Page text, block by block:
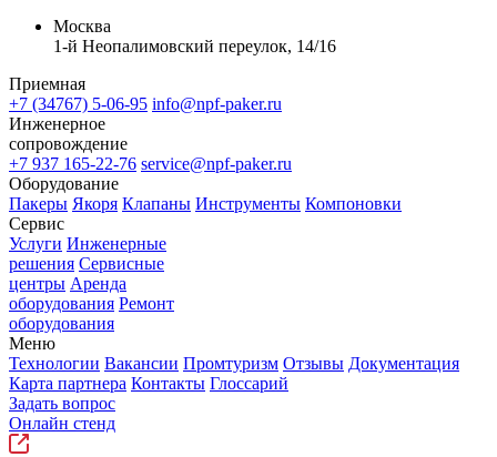
Москва
1-й Неопалимовский переулок, 14/16
Приемная
+7 (34767) 5-06-95 info@npf-paker.ru
Инженерное
сопровождение
+7 937 165-22-76 service@npf-paker.ru
Оборудование
Пакеры Якоря Клапаны Инструменты Компоновки
Сервис
Услуги Инженерные
решения Сервисные
центры Аренда
оборудования Ремонт
оборудования
Меню
Технологии Вакансии Промтуризм Отзывы Документация
Карта партнера Контакты Глоссарий
Задать вопрос
Онлайн стенд